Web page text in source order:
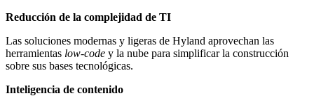
Reducción de la complejidad de TI
Las soluciones modernas y ligeras de Hyland aprovechan las
herramientas low-code y la nube para simplificar la construcción
sobre sus bases tecnológicas.
Inteligencia de contenido